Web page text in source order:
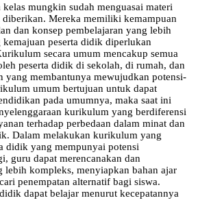
mungkin sudah menguasai materi
diberikan. Mereka memiliki kemampuan
dan konsep pembelajaran yang lebih
peserta didik diperlukan
secara umum mencakup semua
peserta didik di sekolah, di rumah, dan
yang membantunya mewujudkan potensi-
umum bertujuan untuk dapat
pada umumnya, maka saat ini
kurikulum yang berdiferensi
terhadap perbedaan dalam minat dan
Dalam melakukan kurikulum yang
didik yang mempunyai potensi
guru dapat merencanakan dan
lebih kompleks, menyiapkan bahan ajar
penempatan alternatif bagi siswa.
dapat belajar menurut kecepatannya